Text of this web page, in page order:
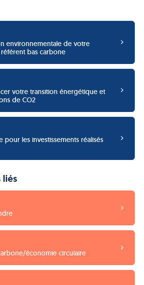
environnementale de votre
bas carbone
votre transition énergétique et
de CO2
pour les investissements réalisés
liés
économie circulaire